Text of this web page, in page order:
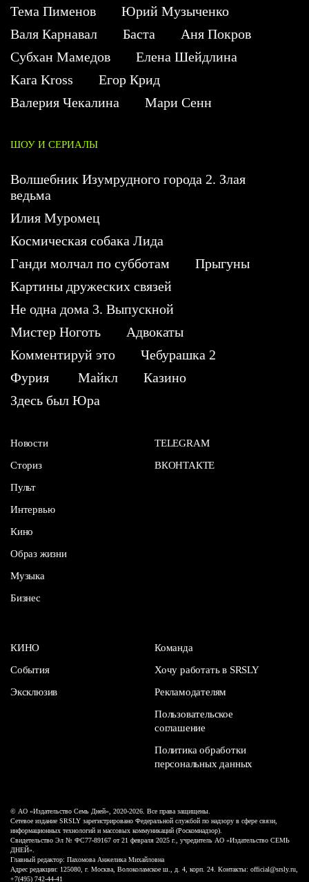
Тема Пименов
Юрий Музыченко
Валя Карнавал
Баста
Аня Покров
Субхан Мамедов
Елена Шейдлина
Kara Kross
Егор Крид
Валерия Чекалина
Мари Сенн
ШОУ И СЕРИАЛЫ
Волшебник Изумрудного города 2. Злая
ведьма
Илия Муромец
Космическая собака Лида
Ганди молчал по субботам
Прыгуны
Картины дружеских связей
Не одна дома 3. Выпускной
Мистер Ноготь
Адвокаты
Комментируй это
Чебурашка 2
Фурия
Майкл
Казино
Здесь был Юра
Новости
Сториз
Пульт
Интервью
Кино
Образ жизни
Музыка
Бизнес
TELEGRAM
ВКОНТАКТЕ
КИНО
События
Эксклюзив
Команда
Хочу работать в SRSLY
Рекламодателям
Пользовательское
соглашение
Политика обработки
персональных данных
© АО «Издательство Семь Дней», 2020-2026. Все права защищены.
Сетевое издание SRSLY зарегистрировано Федеральной службой по надзору в сфере связи,
информационных технологий и массовых коммуникаций (Роскомнадзор).
Свидетельство Эл № ФС77-89167 от 21 февраля 2025 г., учредитель АО «Издательство СЕМЬ
ДНЕЙ».
Главный редактор: Пахомова Анжелика Михайловна
Адрес редакции: 125080, г. Москва, Волоколамское ш., д. 4, корп. 24. Контакты: official@srsly.ru,
+7(495) 742-44-41